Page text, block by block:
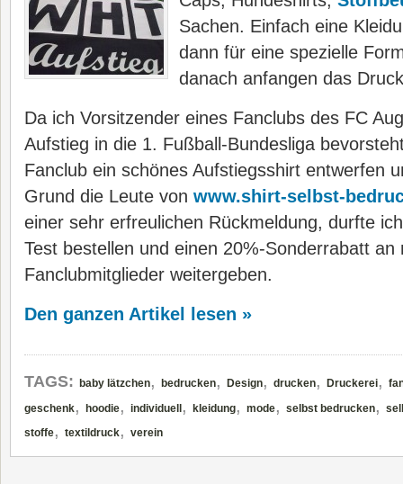
Sachen. Einfach eine
dann für eine spezielle
danach anfangen das
Da ich Vorsitzender eines Fanclubs des FC
Aufstieg in die 1. Fußball-Bundesliga
Fanclub ein schönes Aufstiegsshirt entwerfen
Grund die Leute von www.shirt-selbst-
einer sehr erfreulichen Rückmeldung, durfte
Test bestellen und einen 20%-Sonderrabatt an
Fanclubmitglieder weitergeben.
Den ganzen Artikel lesen »
TAGS: baby lätzchen, bedrucken, Design, drucken, Druckerei,
geschenk, hoodie, individuell , kleidung, mode, selbst bedrucken,
stoffe, textildruck, verein